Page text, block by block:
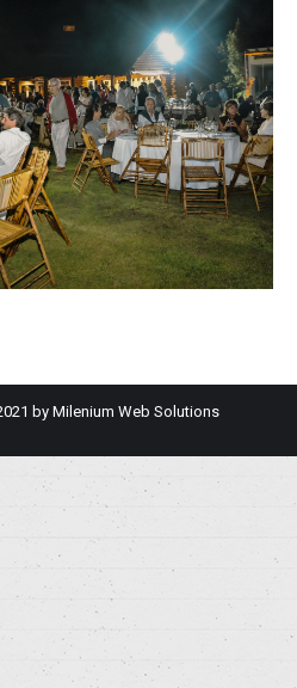
by Milenium Web Solutions